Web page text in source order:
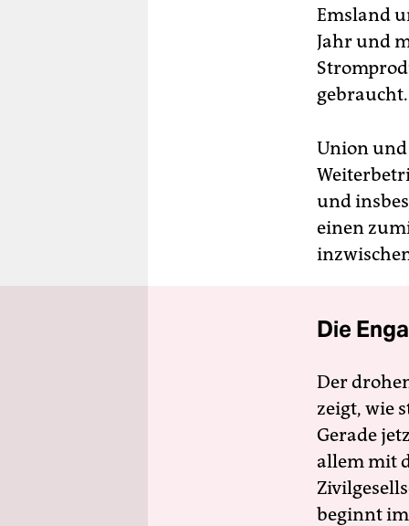
Emsland
Jahr und
gebraucht.
Union und
und
einen
Die
Der
zeigt, wie
Gerade
allem mit
beginnt